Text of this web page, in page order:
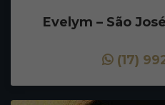
Evelym – São
(17)